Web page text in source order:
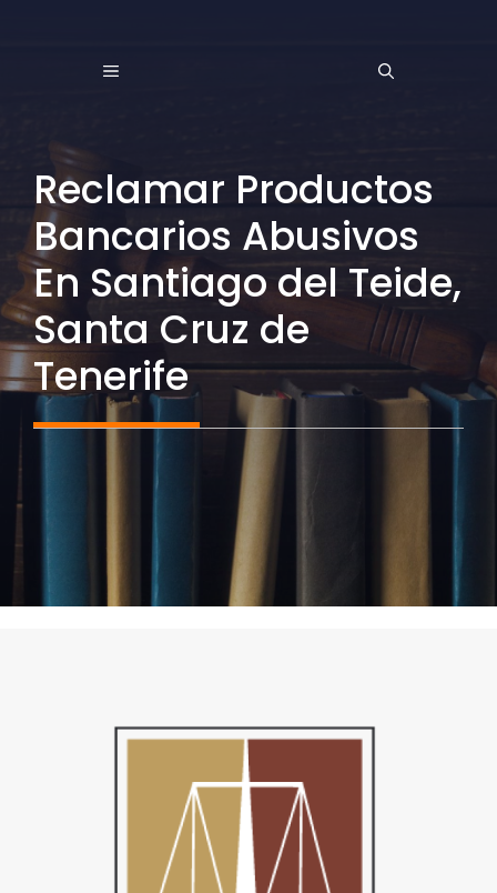
MENÚ
Reclamar Productos
Bancarios Abusivos
En Santiago del Teide,
Santa Cruz de
Tenerife